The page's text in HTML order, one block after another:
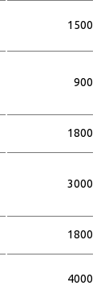
1500
900
1800
3000
1800
4000